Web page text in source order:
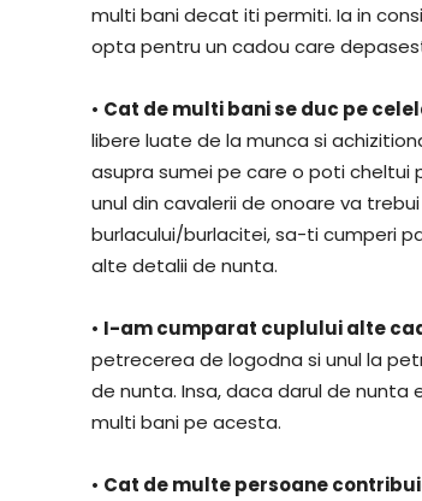
multi bani decat iti permiti. Ia in
opta pentru un cadou care
• Cat de multi bani se duc pe
libere luate de la munca si
asupra sumei pe care o poti cheltui
unul din cavalerii de onoare va
burlacului/burlacitei, sa-ti cumperi
alte detalii de nunta.
• I-am cumparat cuplului alte
petrecerea de logodna si unul la
de nunta. Insa, daca darul de
multi bani pe acesta.
• Cat de multe persoane